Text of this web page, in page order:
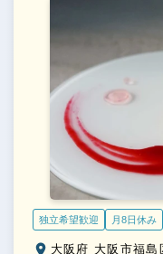
独立希望歓迎 月8日休み